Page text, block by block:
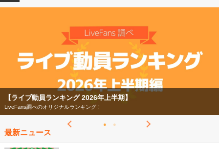
2026
【フェス特集2026】
今年もフェスの季節がやってきた！
最新ニュース